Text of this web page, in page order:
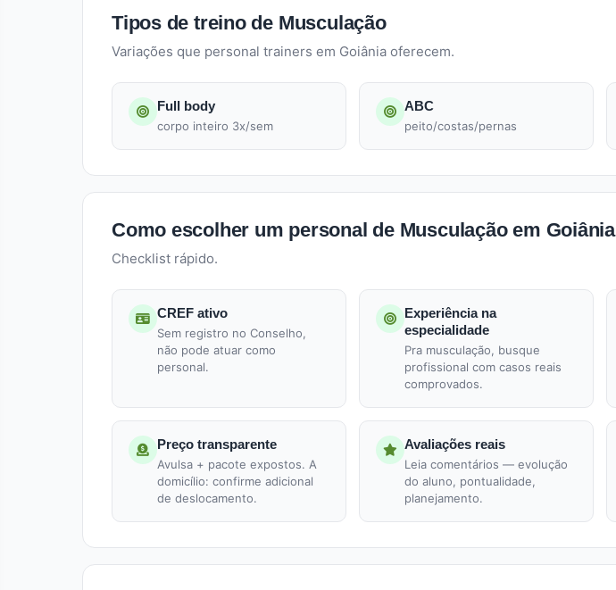
Tipos de treino de Musculação
Variações que personal trainers em Goiânia oferecem.
Full body
corpo inteiro 3x/sem
ABC
peito/costas/pernas
Como escolher um personal de Musculação em Goiânia
Checklist rápido.
CREF ativo
Sem registro no Conselho,
não pode atuar como
personal.
Experiência na
especialidade
Pra musculação, busque
profissional com casos reais
comprovados.
Preço transparente
Avulsa + pacote expostos. A
domicílio: confirme adicional
de deslocamento.
Avaliações reais
Leia comentários — evolução
do aluno, pontualidade,
planejamento.